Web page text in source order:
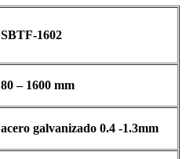
SBTF-1602
80 – 1600 mm
acero galvanizado 0.4 -1.3mm